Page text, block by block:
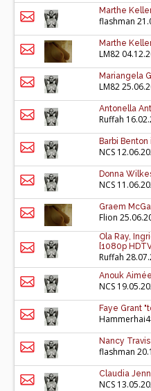
Marthe
flashman
Marthe
LM82
Mariangela
LM82
Antonella
Ruffah
Barbi
NCS
Donna
NCS
Graem
Flion
Ola Ray,
[1080p
Ruffah
Anouk
NCS
Faye Grant
Nancy
flashman
Claudia
NCS